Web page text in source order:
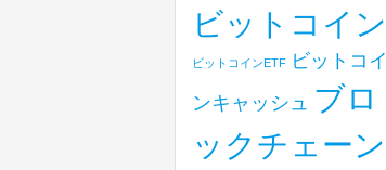
ビットコイン
ビットコインETF
ビットコイ
ンキャッシュ ブロ
ックチェーン